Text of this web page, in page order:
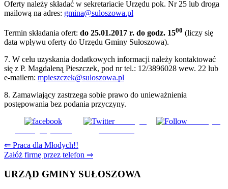
Oferty należy składać w sekretariacie Urzędu pok. Nr 25 lub droga
mailową na adres: gmina@suloszowa.pl
Termin składania ofert: do 25.01.2017 r. do godz. 1500 (liczy się
data wpływu oferty do Urzędu Gminy Sułoszowa).
7. W celu uzyskania dodatkowych informacji należy kontaktować
się z P. Magdaleną Pieszczek, pod nr tel.: 12/3896028 wew. 22 lub
e-mailem: mpieszczek@suloszowa.pl
8. Zamawiający zastrzega sobie prawo do unieważnienia
postępowania bez podania przyczyny.
Udostępnij
Subskrybuj
Nawigacja
wpisu
⇐ Praca dla Młodych!!
Załóż firmę przez telefon ⇒
URZĄD GMINY SUŁOSZOWA